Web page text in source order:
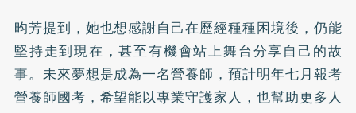
昀芳提到，她也想感謝自己在歷經種種困境後，仍能
堅持走到現在，甚至有機會站上舞台分享自己的故
事。未來夢想是成為一名營養師，預計明年七月報考
營養師國考，希望能以專業守護家人，也幫助更多人